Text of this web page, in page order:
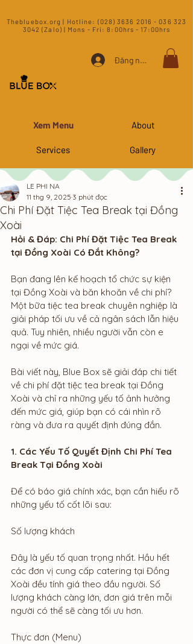
​Thebluebox.org | Hotline: (028) 3636 2016 - 036 323
3042 (Zalo) | Mons - Fri: 8:00hrs - 17:00hrs​
Đăng nhập
Xem Menu
Services
About
Gallery
Chi Phí Đặt Tiệc Tea Break tại Đồng
Xoài
LE PHI NA
11 thg 9, 2025 3 phút đọc
Hỏi & Đáp: Chi Phí Đặt Tiệc Tea Break
tại Đồng Xoài Có Đắt Không?
Bạn đang lên kế hoạch tổ chức sự kiện
tại Đồng Xoài và băn khoăn về chi phí?
Một bữa tiệc tea break chuyên nghiệp là
giải pháp tối ưu về cả ngân sách lẫn hiệu
quả. Tuy nhiên, nhiều người vẫn còn e
ngại về mức giá.
Bài viết này, Blue Box sẽ giải đáp chi tiết
về chi phí đặt tiệc tea break tại Đồng
Xoài và chỉ ra những yếu tố ảnh hưởng
đến mức giá, giúp bạn có cái nhìn rõ
ràng và đưa ra quyết định đúng đắn.
1. Các Yếu Tố Quyết Định Chi Phí Tea
Break Tại Đồng Xoài
Để có báo giá chính xác, bạn cần hiểu rõ
những yếu tố cốt lõi sau:
Số lượng khách
Đây là yếu tố quan trọng nhất. Hầu hết
các đơn vị cung cấp catering tại Đồng
Xoài đều tính giá theo đầu người. Số
lượng khách càng lớn, đơn giá trên mỗi
người có thể sẽ càng tối ưu hơn.
Thực đơn (Menu)